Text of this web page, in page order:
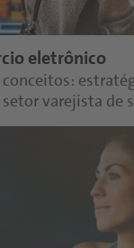
eletrônico
varejista de